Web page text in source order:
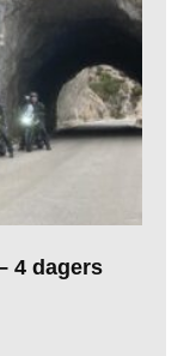
4 dagers